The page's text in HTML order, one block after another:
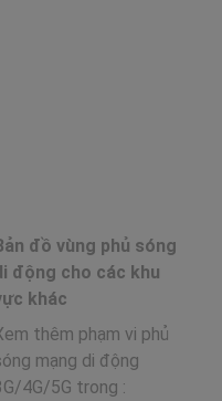
đồ vùng phủ sóng
động cho các khu
khác
thêm phạm vi phủ
mạng di động
4G/5G trong :